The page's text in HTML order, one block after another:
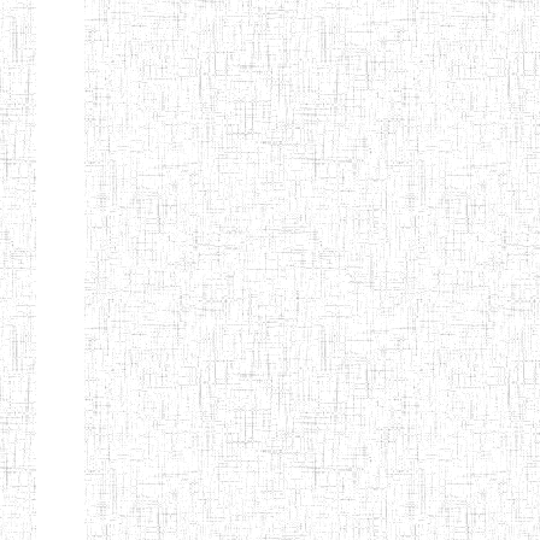
Etablissements
d'enseignement
secondaire
technique
et
professionnel
ESTP
Etablissements